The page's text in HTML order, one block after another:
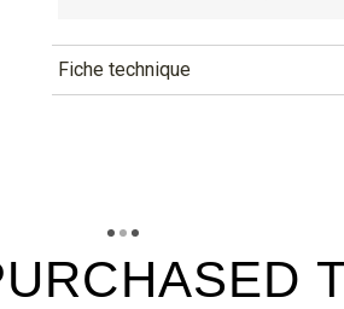
Fiche technique